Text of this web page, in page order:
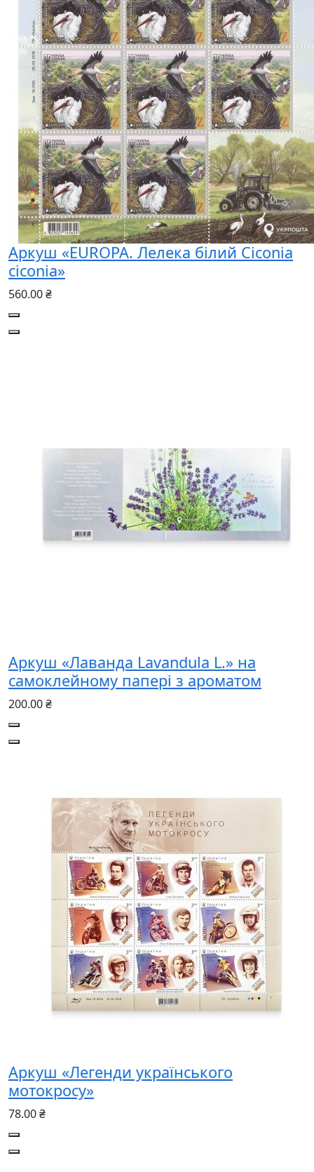
Аркуш «EUROPA. Лелека білий Ciconia
ciconia»
560.00 ₴
Аркуш «Лаванда Lavandula L.» на
самоклейному папері з ароматом
200.00 ₴
Аркуш «Легенди українського
мотокросу»
78.00 ₴